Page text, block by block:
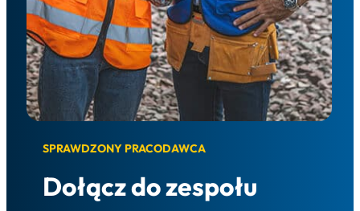
SPRAWDZONY PRACODAWCA
Dołącz do zespołu